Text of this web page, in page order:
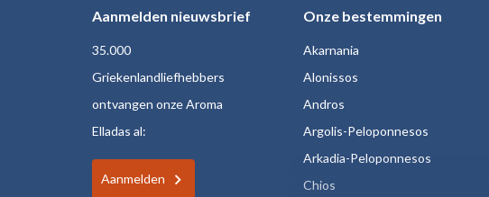
Aanmelden nieuwsbrief
35.000
Griekenlandliefhebbers
ontvangen onze Aroma
Elladas al:
Aanmelden
Onze bestemmingen
Akarnania
Alonissos
Andros
Argolis-Peloponnesos
Arkadia-Peloponnesos
Chios